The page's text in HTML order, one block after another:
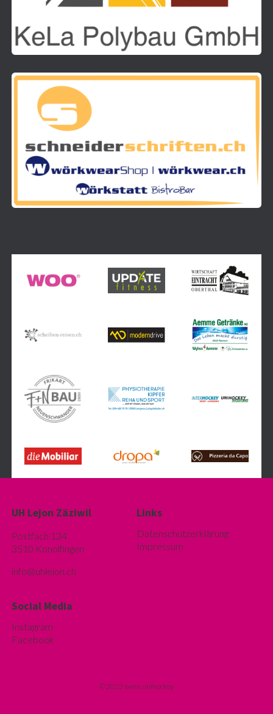
UH Lejon Zäziwil
Postfach 134
3510 Konolfingen
info@uhlejon.ch
Links
Datenschutzerklärung
Impressum
Social Media
Instagram
Facebook
© 2023 swiss unihockey